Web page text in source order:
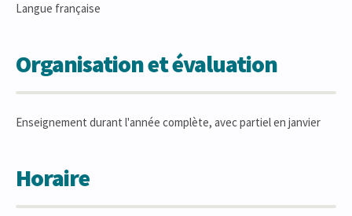
Langue française
Organisation et évaluation
Enseignement durant l'année complète, avec partiel en janvier
Horaire